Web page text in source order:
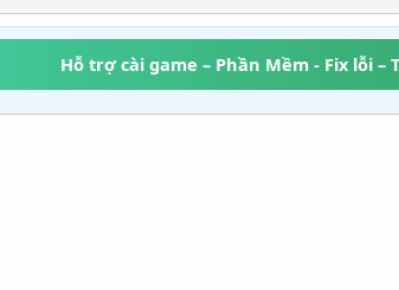
Hỗ trợ cài game – Phần Mềm - Fix lỗi –